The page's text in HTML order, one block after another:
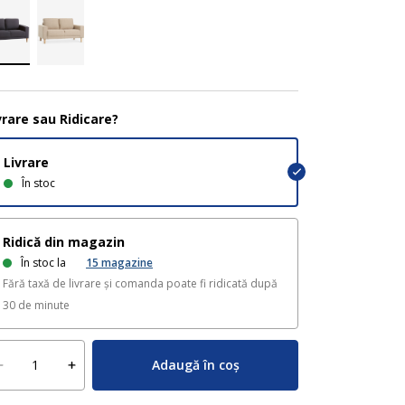
sau Ridicare?
Livrare
În stoc
Ridică din magazin
În stoc la 15 magazine
Fără taxă de livrare și comanda poate fi ridicată după
30 de minute
Adaugă în coș